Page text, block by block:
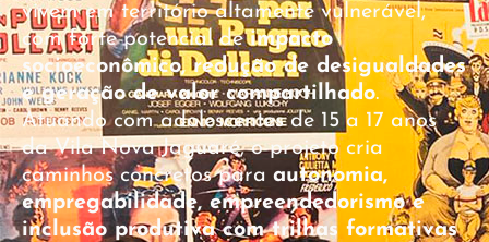
vivem em território altamente vulnerável,
com forte potencial deimpacto
socioeconômico, redução de desigualdades
e geração de valor compartilhado.
Atuando com adolescentes de 15 a 17 anos
da Vila Nova Jaguaré, o projeto cria
caminhos concretos para autonomia,
empregabilidade, empreendedorismo e
inclusão produtiva com trilhas formativas